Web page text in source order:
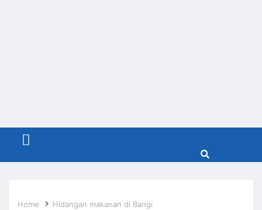
Menu
Home Hidangan makanan di Bangi